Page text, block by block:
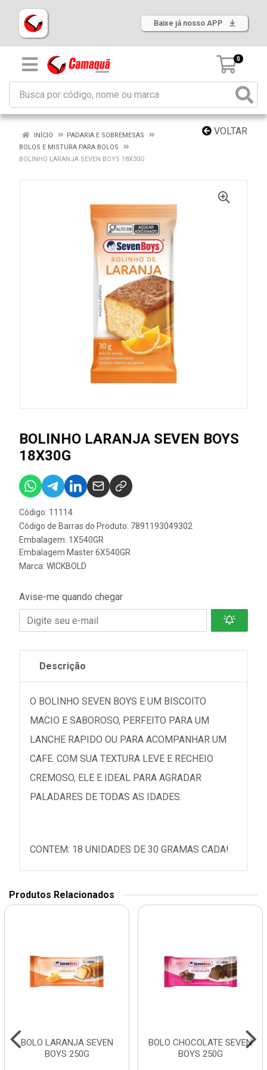
Baixe já nosso APP
0
VOLTAR
INÍCIO
PADARIA E SOBREMESAS
BOLOS E MISTURA PARA BOLOS
BOLINHO LARANJA SEVEN BOYS 18X30G
BOLINHO LARANJA SEVEN BOYS
18X30G
Código: 11114
Código de Barras do Produto: 7891193049302
Embalagem: 1X540GR
Embalagem Master 6X540GR
Marca: WICKBOLD
Avise-me quando chegar
Descrição
O BOLINHO SEVEN BOYS E UM BISCOITO
MACIO E SABOROSO, PERFEITO PARA UM
LANCHE RAPIDO OU PARA ACOMPANHAR UM
CAFE. COM SUA TEXTURA LEVE E RECHEIO
CREMOSO, ELE E IDEAL PARA AGRADAR
PALADARES DE TODAS AS IDADES.
CONTEM: 18 UNIDADES DE 30 GRAMAS CADA!
Produtos Relacionados
BOLO LARANJA SEVEN
BOYS 250G
BOLO CHOCOLATE SEVEN
BOYS 250G